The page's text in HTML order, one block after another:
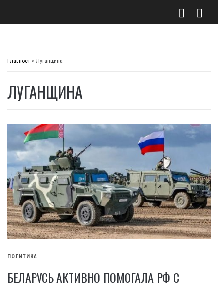
Главпост > Луганщина
ЛУГАНЩИНА
ПОЛИТИКА
БЕЛАРУСЬ АКТИВНО ПОМОГАЛА РФ С